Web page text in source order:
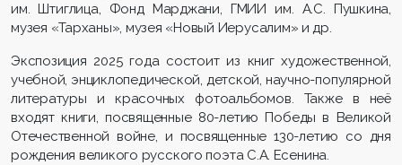
им. Штиглица, Фонд Марджани, ГМИИ им. А.С. Пушкина,
музея «Тарханы», музея «Новый Иерусалим» и др.
Экспозиция 2025 года состоит из книг художественной,
учебной, энциклопедической, детской, научно-популярной
литературы и красочных фотоальбомов. Также в неё
входят книги, посвященные 80-летию Победы в Великой
Отечественной войне, и посвященные 130-летию со дня
рождения великого русского поэта С.А. Есенина.